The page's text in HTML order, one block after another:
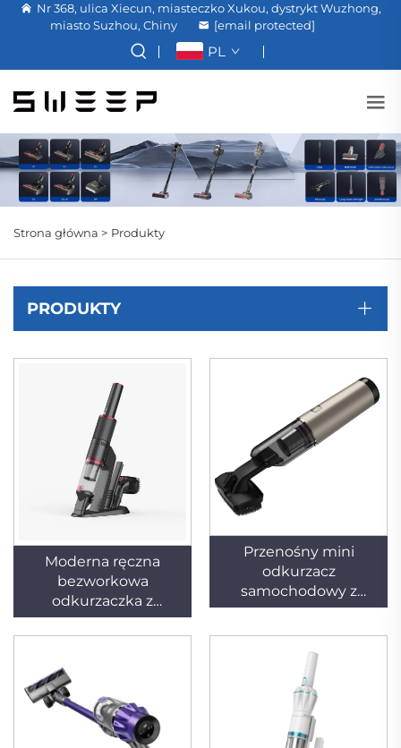
Nr 368, ulica Xiecun, miasteczko Xukou, dystrykt Wuzhong,
miasto Suzhou, Chiny
[email protected]
PL
Strona główna > Produkty
PRODUKTY
Moderna ręczna
bezworkowa
odkurzaczka z
silnikiem
bezszczotkowym,
użytku w
samochodach,
hotelach i domach, 90
W, przenośna,
Przenośny mini
odkurzacz
samochodowy z
bezszczotkowym
suchy, automatyczny,
ręczny, zasilany przez
USB, z baterią, cichy –
do użytku w hotelach
i domach